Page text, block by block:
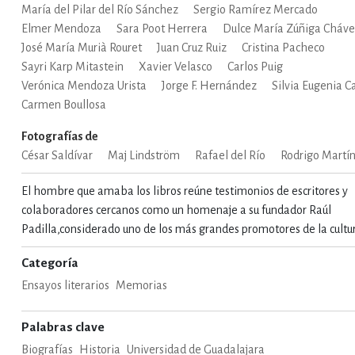
DE OCIO AL AIRE
FINANZAS, EMPRESA Y
AFICIONES Y OCIO
RELIGIÓN HISTORIA Y
Y DIDÁCTICOS
María del Pilar del Río Sánchez
Sergio Ramírez Mercado
Elmer Mendoza
Sara Poot Herrera
Dulce María Zúñiga
José María Murià Rouret
Juan Cruz Ruiz
Cristina Pacheco
Sayri Karp Mitastein
Xavier Velasco
Carlos Puig
Verónica Mendoza Urista
Jorge F. Hernández
Silvia Eugenia
Carmen Boullosa
Fotografías de
César Saldívar
Maj Lindström Rafael del Río Rodrigo
El hombre que amaba los libros reúne testimonios de escritores y
colaboradores cercanos como un homenaje a su fundador Raúl
Padilla,considerado uno de los más grandes promotores de la
Categoría
Ensayos literarios Memorias
Palabras clave
Biografías Historia Universidad de Guadalajara